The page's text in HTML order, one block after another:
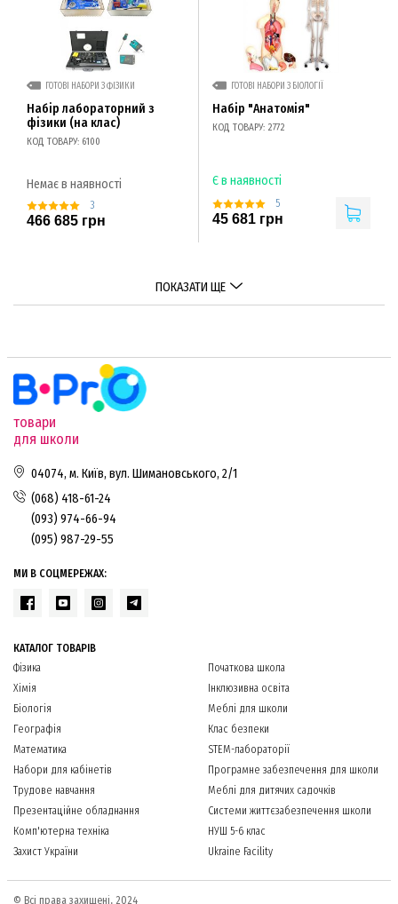
ГОТОВІ НАБОРИ З ФІЗИКИ
Набір лабораторний з
фізики (на клас)
КОД ТОВАРУ: 6100
Немає в наявності
3
466 685 грн
ГОТОВІ НАБОРИ З БІОЛОГІЇ
Набір "Анатомія"
КОД ТОВАРУ: 2772
Є в наявності
5
45 681 грн
ПОКАЗАТИ ЩЕ
товари
для школи
04074, м. Київ, вул. Шимановського, 2/1
(068) 418-61-24
(093) 974-66-94
(095) 987-29-55
МИ В СОЦМЕРЕЖАХ:
КАТАЛОГ ТОВАРІВ
Фізика
Хімія
Біологія
Географія
Математика
Набори для кабінетів
Трудове навчання
Презентаційне обладнання
Комп'ютерна техніка
Захист України
Початкова школа
Інклюзивна освіта
Меблі для школи
Клас безпеки
STEM-лабораторії
Програмне забезпечення для школи
Меблі для дитячих садочків
Системи життєзабезпечення школи
НУШ 5-6 клас
Ukraine Facility
© Всі права захищені, 2024